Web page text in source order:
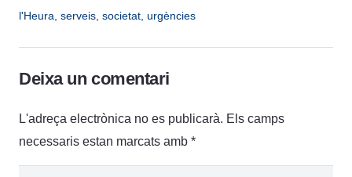
l'Heura serveis societat urgències
Deixa un comentari
L'adreça electrònica no es publicarà. Els camps
necessaris estan marcats amb *